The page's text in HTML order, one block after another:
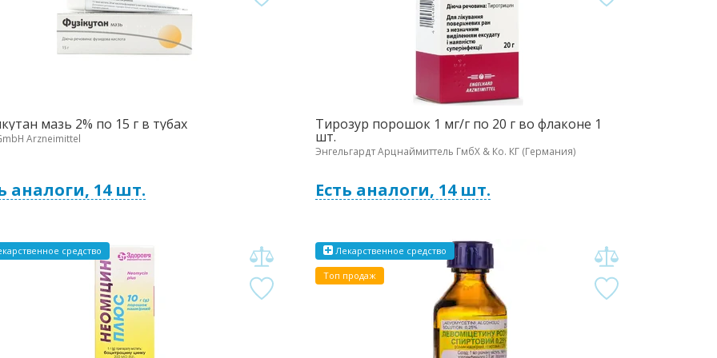
мазь 2% по 15 г в тубах
Arzneimittel
аналоги, 14 шт.
Тирозур порошок 1 мг/г по 20 г во флаконе 1
шт.
Энгельгардт Арцнаймиттель ГмбХ & Ко. КГ (Германия)
Есть аналоги, 14 шт.
средство Лекарственное средство
Топ продаж